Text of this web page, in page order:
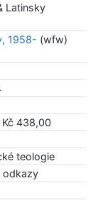
Latinsky
1958- (wfw)
438,00
teologie
odkazy